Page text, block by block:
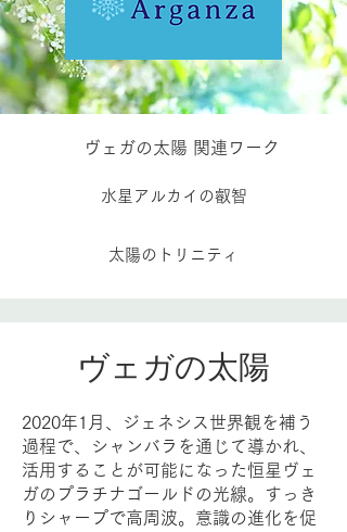
ヴェガの太陽 関連ワーク
水星アルカイの叡智
太陽のトリニティ
ヴェガの太陽
2020年1月、ジェネシス世界観を補う
過程で、シャンバラを通じて導かれ、
活用することが可能になった恒星ヴェ
ガのプラチナゴールドの光線。すっき
りシャープで高周波。意識の進化を促